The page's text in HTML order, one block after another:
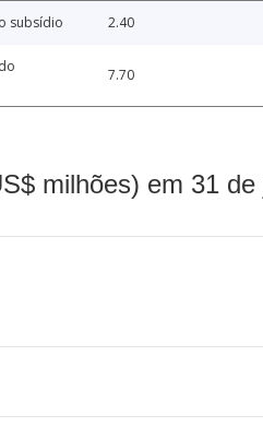
subsídio 2.40
7.70
milhões) em 31